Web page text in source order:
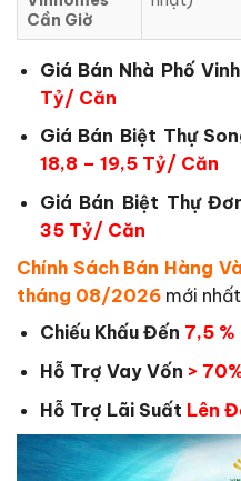
Cần Giờ
Giá Bán Nhà Phố
Tỷ/ Căn
Giá Bán Biệt Thự
18,8 – 19,5 Tỷ/ Căn
Giá Bán Biệt Thự
35 Tỷ/ Căn
Chính Sách Bán Hàng
tháng 08/2026 mới
Chiếu Khấu Đến 7,5 %
Hỗ Trợ Vay Vốn >
Hỗ Trợ Lãi Suất Lên